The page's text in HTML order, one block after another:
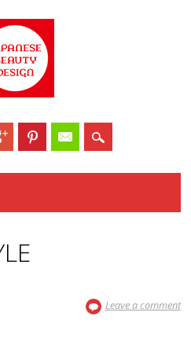
Leave a comment